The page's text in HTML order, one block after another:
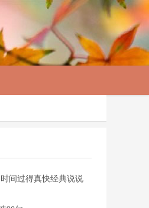
间过得真快经典说说